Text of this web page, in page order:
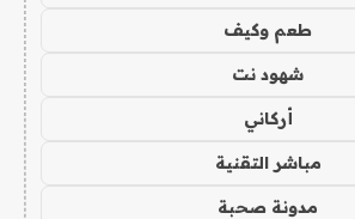
طعم وكيف
شهود نت
أركاني
مباشر التقنية
مدونة صحبة